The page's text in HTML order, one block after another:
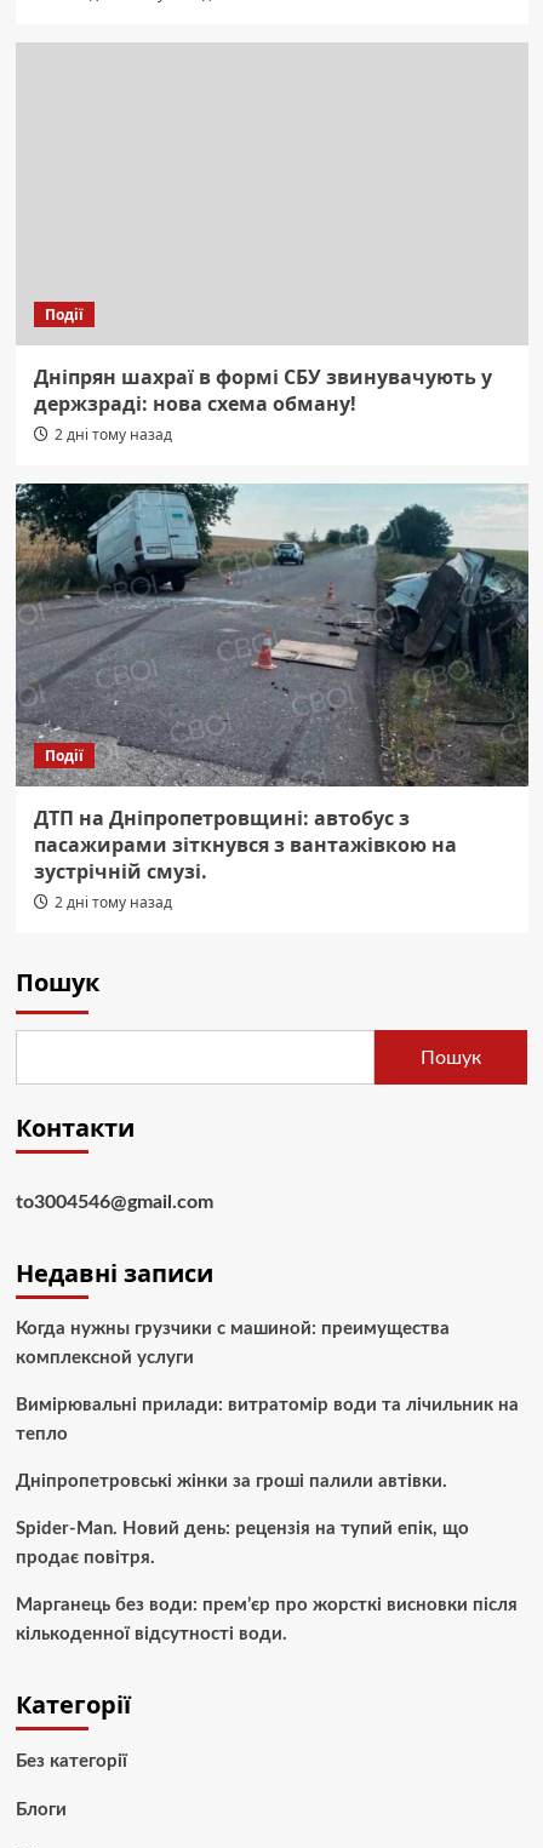
Події
Дніпрян шахраї в формі СБУ звинувачують у
держзраді: нова схема обману!
2 дні тому назад
Події
ДТП на Дніпропетровщині: автобус з
пасажирами зіткнувся з вантажівкою на
зустрічній смузі.
2 дні тому назад
Пошук
Пошук
Контакти
to3004546@gmail.com
Недавні записи
Когда нужны грузчики с машиной: преимущества
комплексной услуги
Вимірювальні прилади: витратомір води та лічильник на
тепло
Дніпропетровські жінки за гроші палили автівки.
Spider-Man. Новий день: рецензія на тупий епік, що
продає повітря.
Марганець без води: прем’єр про жорсткі висновки після
кількоденної відсутності води.
Категорії
Без категорії
Блоги